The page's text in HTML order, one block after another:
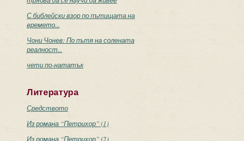
С библейски взор по пътищата на
времето...
Чони Чонев: По пътя на солената
реалност...
чети по-нататък
Литература
Средството
Из романа “Петрихор” (1)
Из романа “Петрихор” (2)